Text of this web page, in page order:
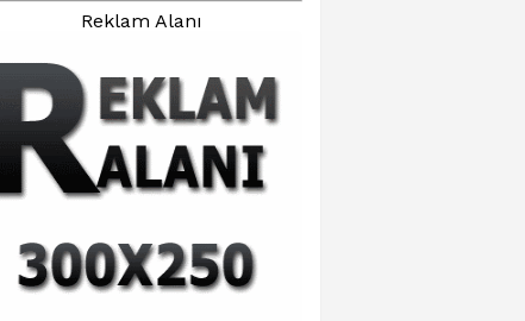
Reklam Alanı